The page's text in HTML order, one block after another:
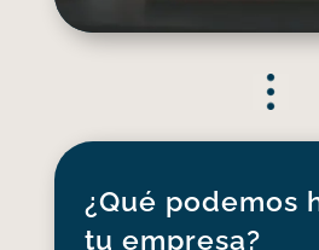
¿Qué podemos
tu empresa?